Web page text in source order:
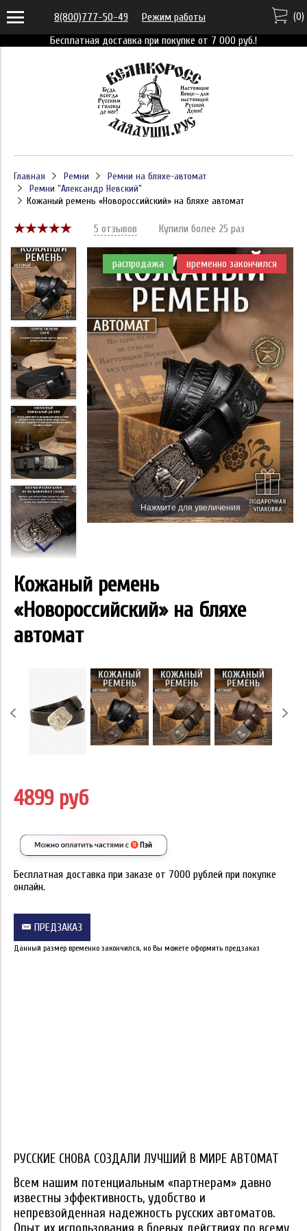
Бесплатная доставка при покупке от 7 000 руб.!
8(800)777-50-49 Режим работы (0)
Главная Ремни
Ремни на бляхе-автомат
Ремни "Александр Невский"
Кожаный ремень «Новороссийский» на бляхе автомат
5 отзывов Купили более 25 раз
распродажа временно закончился
Нажмите для увеличения
Кожаный ремень
«Новороссийский» на бляхе
автомат
4899 руб
Бесплатная доставка при заказе от 7000 рублей при покупке
онлайн.
ПРЕДЗАКАЗ
Данный размер временно закончился, но Вы можете оформить предзаказ
РУССКИЕ СНОВА СОЗДАЛИ ЛУЧШИЙ В МИРЕ АВТОМАТ
Всем нашим потенциальным «партнерам» давно
известны эффективность, удобство и
непревзойденная надежность русских автоматов.